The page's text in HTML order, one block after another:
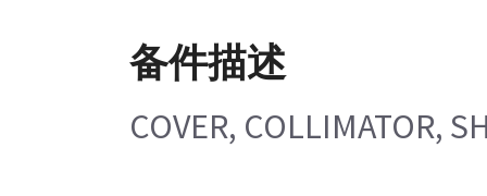
备件描述
COVER, COLLIMATOR,